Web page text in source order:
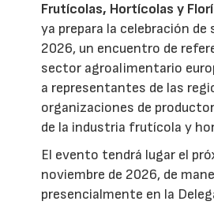
Frutícolas, Hortícolas y
ya prepara la celebración de
2026, un encuentro de
sector agroalimentario
a representantes de las
organizaciones de
de la industria frutícola y
El evento tendrá lugar el
noviembre de 2026, de
presencialmente en la